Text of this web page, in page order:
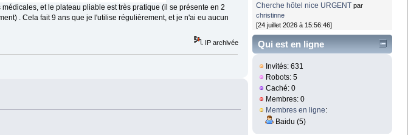
et le plateau pliable est très pratique (il se présente en 2
. Cela fait 9 ans que je l'utilise régulièrement, et je n'ai eu aucun
IP archivée
Cherche hôtel nice URGENT par
christinne
[24 juillet 2026 à 15:56:46]
Qui est en ligne
Invités: 631
Robots: 5
Caché: 0
Membres: 0
Membres en ligne:
Baidu (5)